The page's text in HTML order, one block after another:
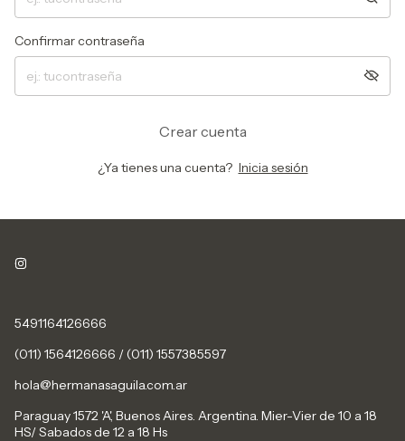
Confirmar contraseña
Crear cuenta
¿Ya tienes una cuenta? Inicia sesión
5491164126666
(011) 1564126666 / (011) 1557385597
hola@hermanasaguila.com.ar
Paraguay 1572 'A', Buenos Aires. Argentina. Mier-Vier de 10 a 18
HS/ Sabados de 12 a 18 Hs